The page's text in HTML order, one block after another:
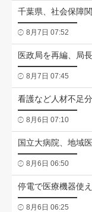
千葉県、社会保障
8月7日 07:52
医政局を再編、局
8月7日 07:45
看護など人材不足
8月6日 07:10
国立大病院、地域
8月6日 06:50
停電で医療機器使
8月6日 06:25